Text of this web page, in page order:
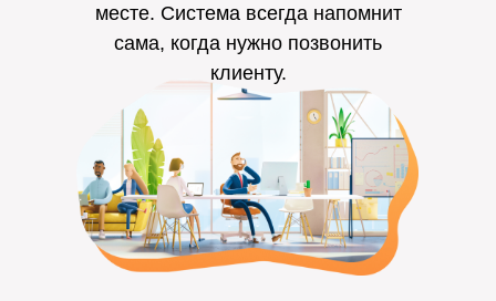
месте. Система всегда напомнит
сама, когда нужно позвонить
клиенту.